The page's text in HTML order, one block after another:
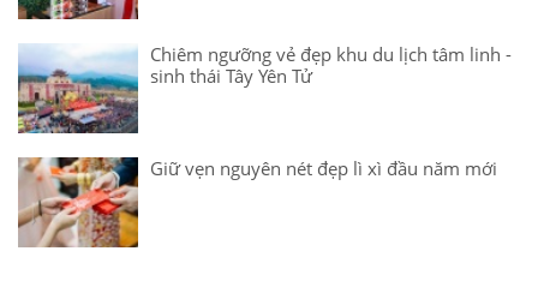
Chiêm ngưỡng vẻ đẹp khu du lịch tâm linh -
sinh thái Tây Yên Tử
Giữ vẹn nguyên nét đẹp lì xì đầu năm mới